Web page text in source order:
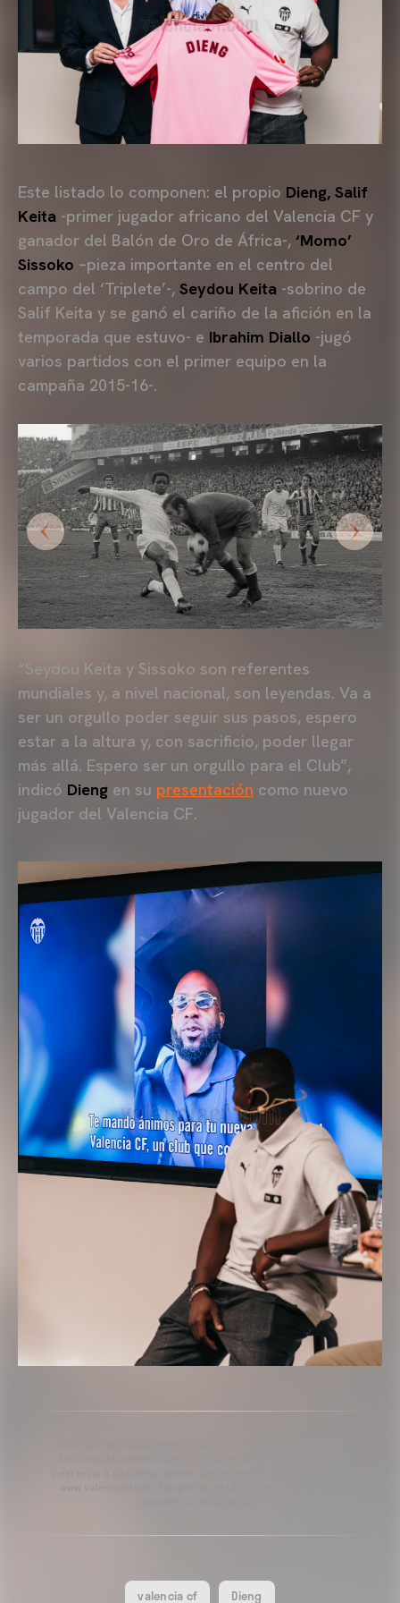
Este listado lo componen: el propio Dieng, Salif
Keita -primer jugador africano del Valencia CF y
ganador del Balón de Oro de África-, ‘Momo’
Sissoko –pieza importante en el centro del
campo del ‘Triplete’-, Seydou Keita -sobrino de
Salif Keita y se ganó el cariño de la afición en la
temporada que estuvo- e Ibrahim Diallo -jugó
varios partidos con el primer equipo en la
campaña 2015-16-.
“Seydou Keita y Sissoko son referentes
mundiales y, a nivel nacional, son leyendas. Va a
ser un orgullo poder seguir sus pasos, espero
estar a la altura y, con sacrificio, poder llegar
más allá. Espero ser un orgullo para el Club”,
indicó Dieng en su presentación como nuevo
jugador del Valencia CF.
valencia cf Dieng